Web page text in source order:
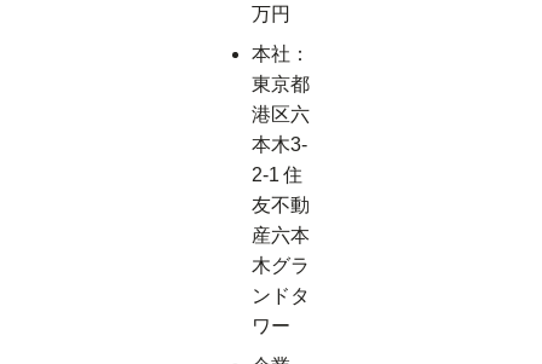
万円
本社：
東京都
港区六
本木3-
2-1 住
友不動
産六本
木グラ
ンドタ
ワー